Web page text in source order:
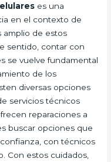
es una
en el contexto de
amplio de estos
sentido, contar con
se vuelve fundamental
de los
diversas opciones
servicios técnicos
reparaciones a
buscar opciones que
con técnicos
Con estos cuidados,